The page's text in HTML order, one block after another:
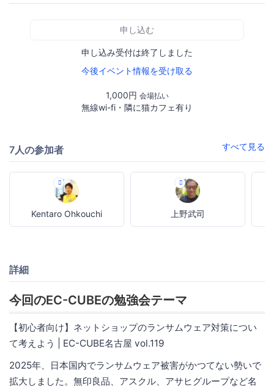
申し込む
申し込み受付は終了しました
今後イベント情報を受け取る
1,000円 会場払い
無線wi-fi・隣に猫カフェ有り
7人の参加者 すべて見る
Kentaro Ohkouchi 上野武司
詳細
今回のEC-CUBEの勉強会テーマ
【初心者向け】ネットショップのランサムウェア対策につい
て考えよう | EC-CUBE名古屋 vol.119
2025年、日本国内でランサムウェア被害がかつてない勢いで
拡大しました。無印良品、アスクル、アサヒグループなど名